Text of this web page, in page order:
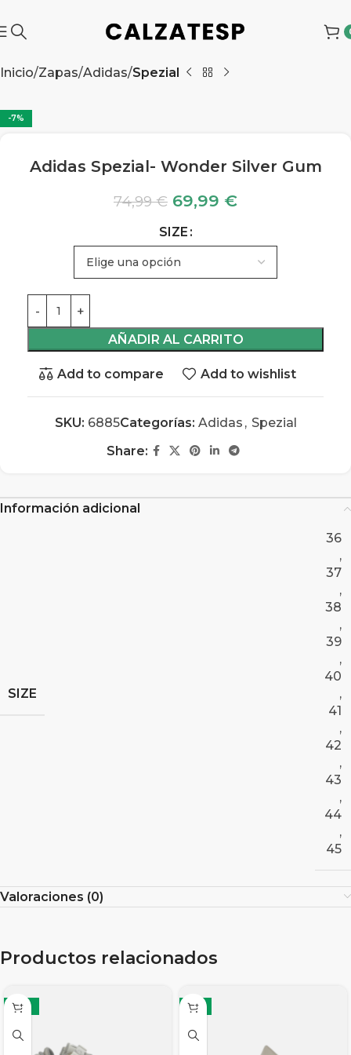
Inicio Zapas Adidas Spezial
-7%
Adidas Spezial- Wonder Silver Gum
74,99€ 69,99 €
SIZE
AÑADIR AL CARRITO
Add to compare Add to wishlist
SKU: 6885Categorías: Adidas , Spezial
Share:
Información adicional
SIZE
36
,
37
,
38
,
39
,
40
,
41
,
42
,
43
,
44
,
45
Valoraciones (0)
Productos relacionados
-12% -8%